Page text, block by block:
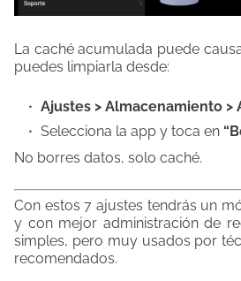
La caché acumulada puede
puedes limpiarla desde:
Ajustes > Almacenamiento >
Selecciona la app y toca en
No borres datos, solo caché.
Con estos 7 ajustes tendrás un
y con mejor administración de
simples, pero muy usados por
recomendados.